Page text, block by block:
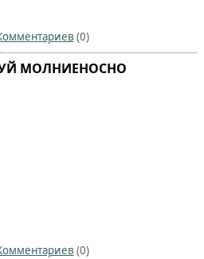
(0)
МОЛНИЕНОСНО
(0)